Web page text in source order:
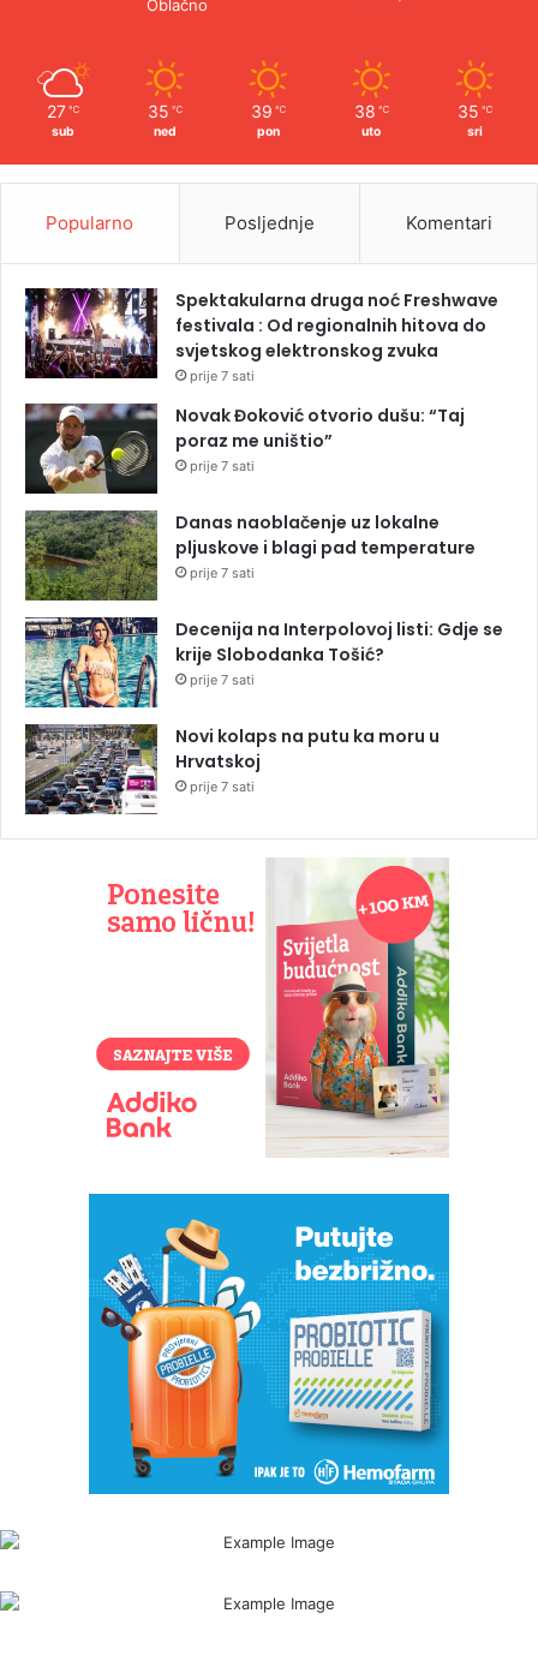
Oblačno
27 ℃
sub
35 ℃
ned
39 ℃
pon
38 ℃
uto
35 ℃
sri
Popularno Posljednje Komentari
Spektakularna druga noć Freshwave
festivala : Od regionalnih hitova do
svjetskog elektronskog zvuka
prije 7 sati
Novak Đoković otvorio dušu: “Taj
poraz me uništio”
prije 7 sati
Danas naoblačenje uz lokalne
pljuskove i blagi pad temperature
prije 7 sati
Decenija na Interpolovoj listi: Gdje se
krije Slobodanka Tošić?
prije 7 sati
Novi kolaps na putu ka moru u
Hrvatskoj
prije 7 sati